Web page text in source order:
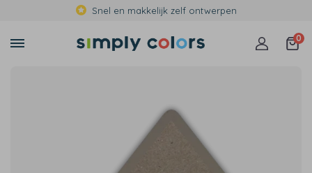
Snel en makkelijk zelf ontwerpen
0